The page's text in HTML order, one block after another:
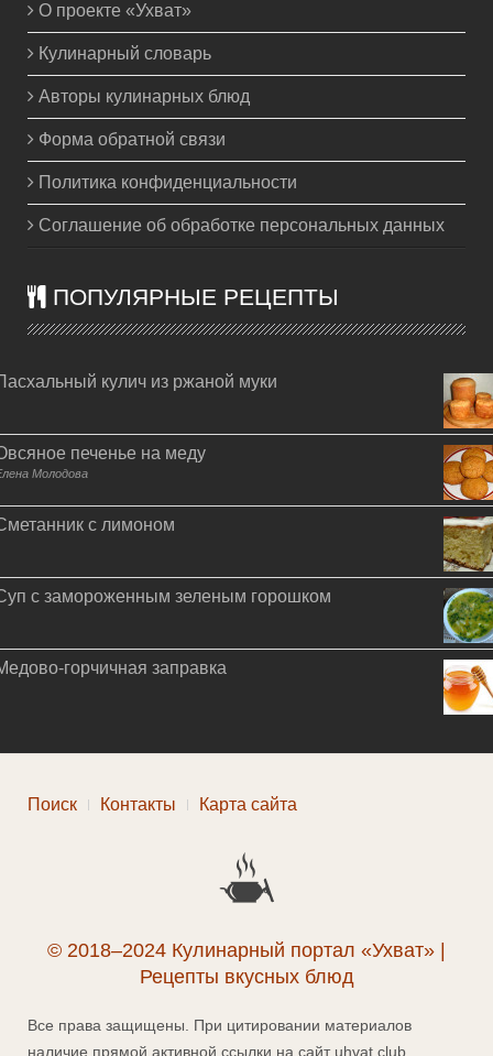
О проекте «Ухват»
Кулинарный словарь
Авторы кулинарных блюд
Форма обратной связи
Политика конфиденциальности
Соглашение об обработке персональных данных
ПОПУЛЯРНЫЕ РЕЦЕПТЫ
кулич из ржаной муки
печенье на меду
Молодова
с лимоном
с замороженным зеленым горошком
горчичная заправка
Поиск Контакты Карта сайта
© 2018–2024 Кулинарный портал «Ухват» |
Рецепты вкусных блюд
Все права защищены. При цитировании материалов
наличие прямой активной ссылки на сайт uhvat.club